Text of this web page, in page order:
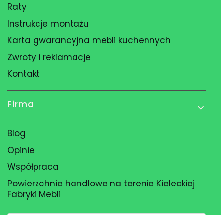
Raty
Instrukcje montażu
Karta gwarancyjna mebli kuchennych
Zwroty i reklamacje
Kontakt
Firma
Blog
Opinie
Współpraca
Powierzchnie handlowe na terenie Kieleckiej
Fabryki Mebli